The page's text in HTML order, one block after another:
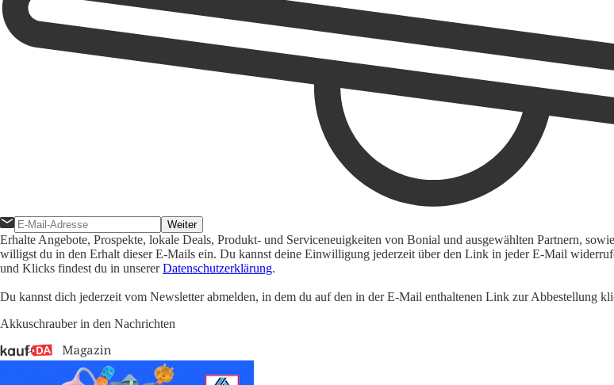
Weiter
Erhalte Angebote, Prospekte, lokale Deals, Produkt- und Serviceneuigkeiten von Bonial und ausgewählten Partnern,
willigst du in den Erhalt dieser E-Mails ein. Du kannst deine Einwilligung jederzeit über den Link in jeder E-Mail
und Klicks findest du in unsererDatenschutzerklärung.
Du kannst dich jederzeit vom Newsletter abmelden, in dem du auf den in der E-Mail enthaltenen Link zur Abbestellung
Akkuschrauber in den Nachrichten